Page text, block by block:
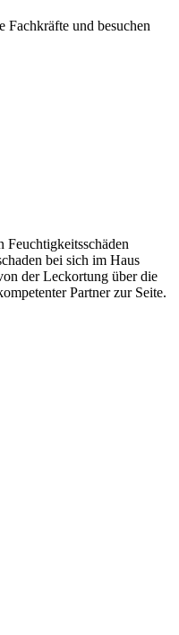
und besuchen
Feuchtigkeitsschäden
bei sich im Haus
der Leckortung über die
Partner zur Seite.